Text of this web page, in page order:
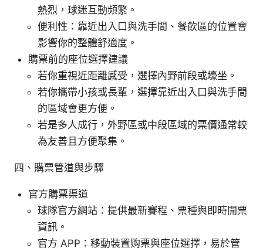
熱烈，球迷互動頻繁。
便利性：靠近出入口與洗手間、餐飲區的位置會
影響你的整體舒適度。
購票前的座位選擇建議
若你重視近距離感受，選擇內野前段或壕坐。
若你攜帶小孩或長輩，選擇靠近出入口與洗手間
的區域會更方便。
若是多人成行，外野區或中段區域的票價通常較
為友善且方便聚集。
四、購票管道與步驟
官方購票渠道
球隊官方網站：提供最新賽程、票種與即時開票
資訊。
官方 APP：移動裝置购票與座位選擇，易於管